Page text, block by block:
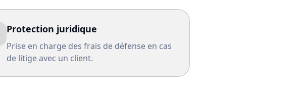
Protection juridique
Prise en charge des frais de défense en cas
de litige avec un client.